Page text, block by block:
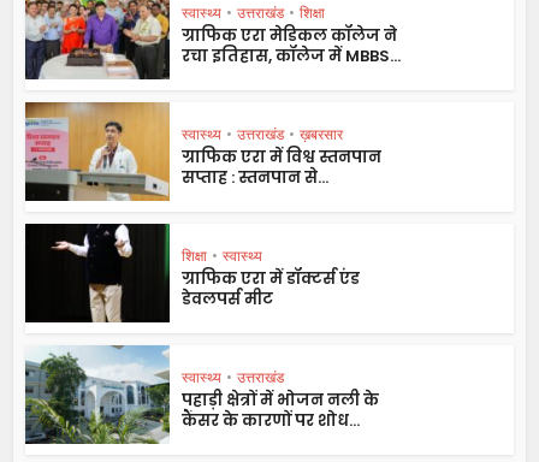
स्वास्थ्य • उत्तराखंड • शिक्षा
ग्राफिक एरा मेडिकल कॉलेज ने
रचा इतिहास, कॉलेज में MBBS...
स्वास्थ्य • उत्तराखंड • ख़बरसार
ग्राफिक एरा में विश्व स्तनपान
सप्ताह : स्तनपान से...
शिक्षा • स्वास्थ्य
ग्राफिक एरा में डॉक्टर्स एंड
डेवलपर्स मीट
स्वास्थ्य • उत्तराखंड
पहाड़ी क्षेत्रों में भोजन नली के
कैंसर के कारणों पर शोध...